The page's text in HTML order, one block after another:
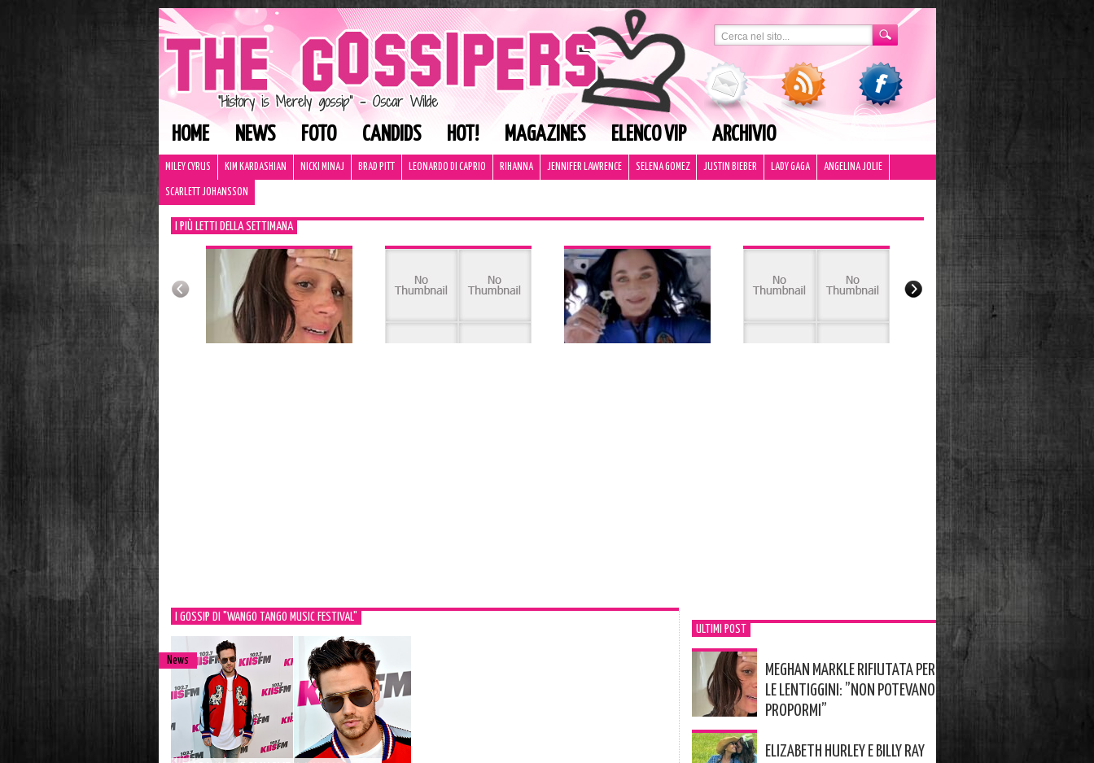
HOME NEWS FOTO CANDIDS HOT! MAGAZINES ELENCO VIP ARCHIVIO
MILEY CYRUS KIM KARDASHIAN NICKI MINAJ BRAD PITT LEONARDO DI CAPRIO RIHANNA JENNIFER LAWRENCE SELENA GOMEZ JUSTIN BIEBER LADY GAGA ANGELINA JOLIE
SCARLETT JOHANSSON
I PIÙ LETTI DELLA SETTIMANA
I GOSSIP DI "WANGO TANGO MUSIC FESTIVAL"
News
ULTIMI POST
MEGHAN MARKLE RIFIUTATA PER
LE LENTIGGINI: ”NON POTEVANO
PROPORMI”
ELIZABETH HURLEY E BILLY RAY